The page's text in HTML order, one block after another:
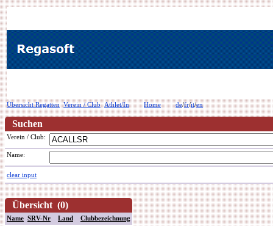
Übersicht Regatten Verein / Club Athlet/In Home de/fr/it/en
Suchen
Verein / Club:
Name:
clear input
Übersicht (0)
Name SRV-Nr Land
Clubbezeichnung